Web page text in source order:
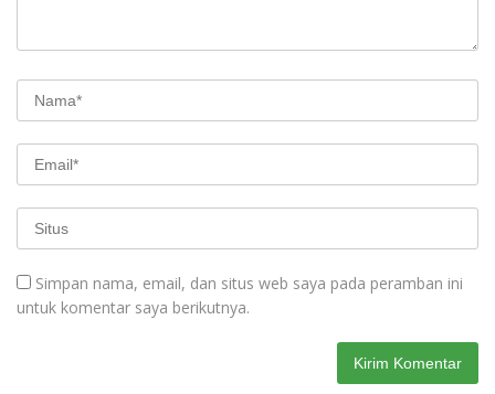
Simpan nama, email, dan situs web saya pada peramban ini
untuk komentar saya berikutnya.